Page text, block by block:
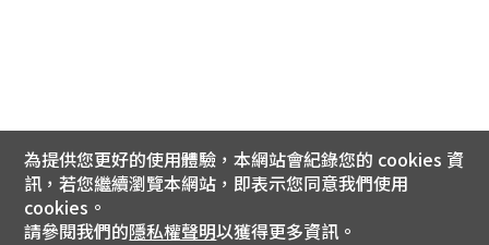
為提供您更好的使用體驗，本網站會紀錄您的 cookies 資
訊，若您繼續瀏覽本網站，即表示您同意我們使用
cookies。
請參閱我們的隱私權聲明以獲得更多資訊。